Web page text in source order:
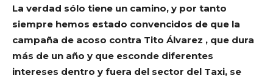
La verdad sólo tiene un camino, y por tanto
siempre hemos estado convencidos de que la
campaña de acoso contra Tito Álvarez , que dura
más de un año y que esconde diferentes
intereses dentro y fuera del sector del Taxi, se